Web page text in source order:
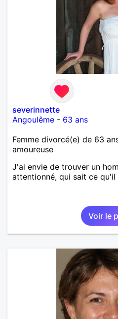
severinnette
Angoulême - 63 ans
Femme divorcé(e) de 63
amoureuse
J'ai envie de trouver un
attentionné, qui sait ce qu'il
Voir le